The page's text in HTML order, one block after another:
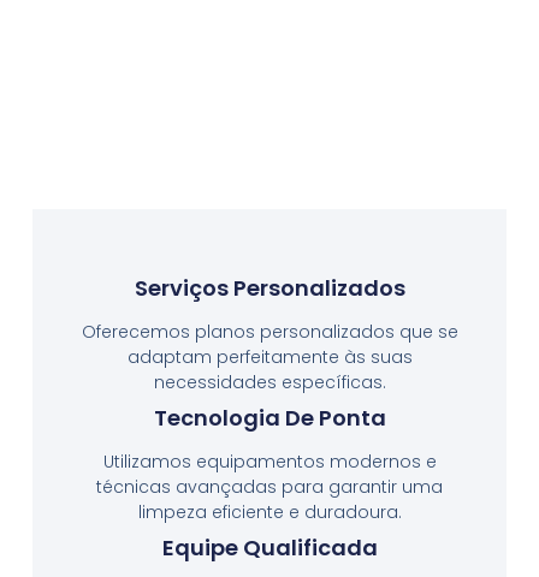
Serviços Personalizados
Oferecemos planos personalizados que se
adaptam perfeitamente às suas
necessidades específicas.
Tecnologia De Ponta
Utilizamos equipamentos modernos e
técnicas avançadas para garantir uma
limpeza eficiente e duradoura.
Equipe Qualificada